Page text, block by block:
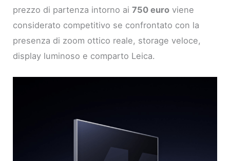
prezzo di partenza intorno ai750 euro viene
considerato competitivo se confrontato con la
presenza di zoom ottico reale, storage veloce,
display luminoso e comparto Leica.